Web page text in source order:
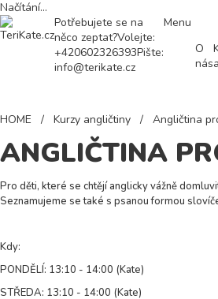
Načítání...
Potřebujete se na
něco zeptat?Volejte:
+420602326393Pište:
info@terikate.cz
Menu
O
nás
HOME / Kurzy angličtiny / Angličtina
ANGLIČTINA
Pro děti, které se chtějí anglicky vážně
Seznamujeme se také s psanou formou
Kdy:
PONDĚLÍ: 13:10 - 14:00 (Kate)
STŘEDA: 13:10 - 14:00 (Kate)